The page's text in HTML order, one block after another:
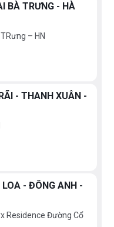
điều làm cho
Lò nướng Fagor
nhau, bao gồm
làm nóng ngay
bạn có thể làm
Lò nướng cũng
bếp và thiết bị
tôi
để có giá
BÀ TRƯNG - HÀ
– HN
- THANH XUÂN -
LOA - ĐÔNG ANH -
Residence Đường Cổ